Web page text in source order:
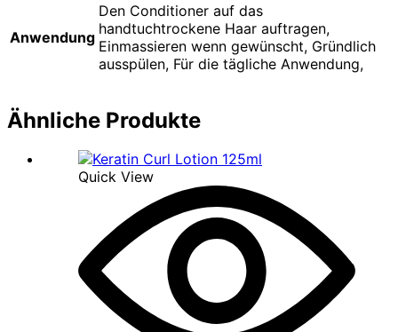
Anwendung
Den Conditioner auf das
handtuchtrockene Haar auftragen,
Einmassieren wenn gewünscht, Gründlich
ausspülen, Für die tägliche Anwendung,
Ähnliche Produkte
Quick View